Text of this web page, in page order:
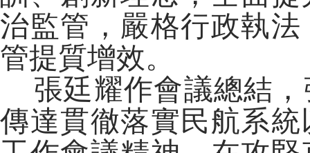
治監管，嚴格行政執
管提質增效。
張廷耀作會議總結，
傳達貫徹落實民航系